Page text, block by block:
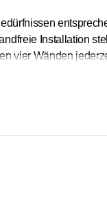
Installation
vier Wänden